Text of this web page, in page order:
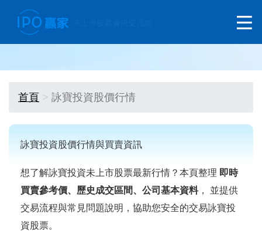
首頁 詠寶投資股價行情
詠寶投資股價行情與買賣資訊
想了解詠寶投資未上市股票最新行情？本頁整理 即時
買賣參考價、歷史成交區間、公司基本資料， 並提供
交易流程與常見問題說明，協助您安全的交易詠寶投
資股票。